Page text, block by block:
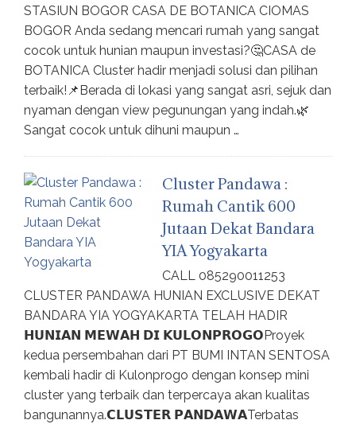
STASIUN BOGOR CASA DE BOTANICA CIOMAS
BOGOR Anda sedang mencari rumah yang sangat
cocok untuk hunian maupun investasi?🤔CASA de
BOTANICA Cluster hadir menjadi solusi dan pilihan
terbaik!📌Berada di lokasi yang sangat asri, sejuk dan
nyaman dengan view pegunungan yang indah.🌿
Sangat cocok untuk dihuni maupun …
Cluster Pandawa :
Rumah Cantik 600
Jutaan Dekat Bandara
YIA Yogyakarta
CALL 085290011253
CLUSTER PANDAWA HUNIAN EXCLUSIVE DEKAT
BANDARA YIA YOGYAKARTA TELAH HADIR
𝗛𝗨𝗡𝗜𝗔𝗡 𝗠𝗘𝗪𝗔𝗛 𝗗𝗜 𝗞𝗨𝗟𝗢𝗡𝗣𝗥𝗢𝗚𝗢Proyek
kedua persembahan dari PT BUMI INTAN SENTOSA
kembali hadir di Kulonprogo dengan konsep mini
cluster yang terbaik dan terpercaya akan kualitas
bangunannya.𝗖𝗟𝗨𝗦𝗧𝗘𝗥 𝗣𝗔𝗡𝗗𝗔𝗪𝗔Terbatas